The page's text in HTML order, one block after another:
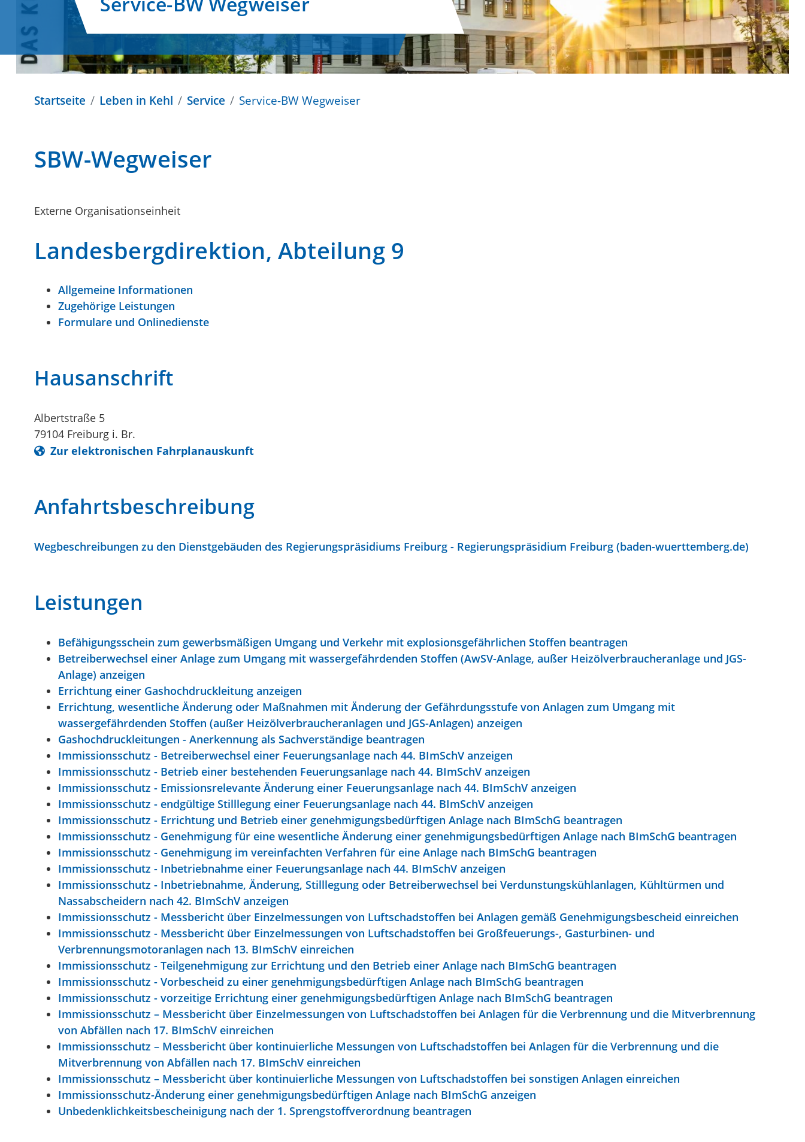
Startseite Leben in Kehl Service Service-BW Wegweiser
SBW-Wegweiser
Externe Organisationseinheit
Landesbergdirektion, Abteilung 9
Allgemeine Informationen
Zugehörige Leistungen
Formulare und Onlinedienste
Hausanschrift
Albertstraße 5
79104 Freiburg i. Br.
Zur elektronischen Fahrplanauskunft
Anfahrtsbeschreibung
Wegbeschreibungen zu den Dienstgebäuden des Regierungspräsidiums Freiburg - Regierungspräsidium Freiburg (baden-wuerttemberg.de)
Leistungen
Befähigungsschein zum gewerbsmäßigen Umgang und Verkehr mit explosionsgefährlichen Stoffen beantragen
Betreiberwechsel einer Anlage zum Umgang mit wassergefährdenden Stoffen (AwSV-Anlage, außer Heizölverbraucheranlage und JGS-
Anlage) anzeigen
Errichtung einer Gashochdruckleitung anzeigen
Errichtung, wesentliche Änderung oder Maßnahmen mit Änderung der Gefährdungsstufe von Anlagen zum Umgang mit
wassergefährdenden Stoffen (außer Heizölverbraucheranlagen und JGS-Anlagen) anzeigen
Gashochdruckleitungen - Anerkennung als Sachverständige beantragen
Immissionsschutz - Betreiberwechsel einer Feuerungsanlage nach 44. BImSchV anzeigen
Immissionsschutz - Betrieb einer bestehenden Feuerungsanlage nach 44. BImSchV anzeigen
Immissionsschutz - Emissionsrelevante Änderung einer Feuerungsanlage nach 44. BImSchV anzeigen
Immissionsschutz - endgültige Stilllegung einer Feuerungsanlage nach 44. BImSchV anzeigen
Immissionsschutz - Errichtung und Betrieb einer genehmigungsbedürftigen Anlage nach BImSchG beantragen
Immissionsschutz - Genehmigung für eine wesentliche Änderung einer genehmigungsbedürftigen Anlage nach BImSchG beantragen
Immissionsschutz - Genehmigung im vereinfachten Verfahren für eine Anlage nach BImSchG beantragen
Immissionsschutz - Inbetriebnahme einer Feuerungsanlage nach 44. BImSchV anzeigen
Immissionsschutz - Inbetriebnahme, Änderung, Stilllegung oder Betreiberwechsel bei Verdunstungskühlanlagen, Kühltürmen und
Nassabscheidern nach 42. BImSchV anzeigen
Immissionsschutz - Messbericht über Einzelmessungen von Luftschadstoffen bei Anlagen gemäß Genehmigungsbescheid einreichen
Immissionsschutz - Messbericht über Einzelmessungen von Luftschadstoffen bei Großfeuerungs-, Gasturbinen- und
Verbrennungsmotoranlagen nach 13. BImSchV einreichen
Immissionsschutz - Teilgenehmigung zur Errichtung und den Betrieb einer Anlage nach BImSchG beantragen
Immissionsschutz - Vorbescheid zu einer genehmigungsbedürftigen Anlage nach BImSchG beantragen
Immissionsschutz - vorzeitige Errichtung einer genehmigungsbedürftigen Anlage nach BImSchG beantragen
Immissionsschutz – Messbericht über Einzelmessungen von Luftschadstoffen bei Anlagen für die Verbrennung und die Mitverbrennung
von Abfällen nach 17. BImSchV einreichen
Immissionsschutz – Messbericht über kontinuierliche Messungen von Luftschadstoffen bei Anlagen für die Verbrennung und die
Mitverbrennung von Abfällen nach 17. BImSchV einreichen
Immissionsschutz – Messbericht über kontinuierliche Messungen von Luftschadstoffen bei sonstigen Anlagen einreichen
Immissionsschutz-Änderung einer genehmigungsbedürftigen Anlage nach BImSchG anzeigen
Unbedenklichkeitsbescheinigung nach der 1. Sprengstoffverordnung beantragen